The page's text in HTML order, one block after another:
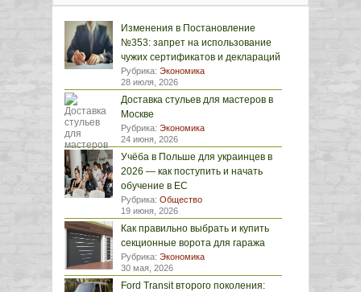
Изменения в Постановление
№353: запрет на использование
чужих сертификатов и деклараций
Рубрика: Экономика
28 июля, 2026
Доставка стульев для мастеров в
Москве
Рубрика: Экономика
24 июня, 2026
Учёба в Польше для украинцев в
2026 — как поступить и начать
обучение в ЕС
Рубрика: Общество
19 июня, 2026
Как правильно выбрать и купить
секционные ворота для гаража
Рубрика: Экономика
30 мая, 2026
Ford Transit второго поколения: